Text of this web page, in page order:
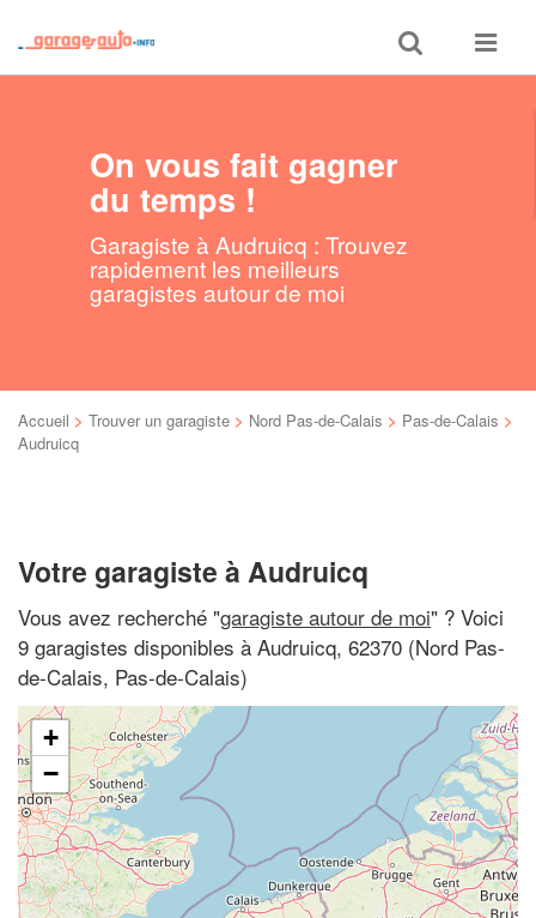
Toggle
search
Toggle
On vous fait gagner
du temps !
Garagiste à Audruicq : Trouvez
rapidement les meilleurs
garagistes autour de moi
Accueil > Trouver un garagiste > Nord Pas-de-Calais > Pas-de-Calais >
Audruicq
Votre garagiste à Audruicq
Vous avez recherché "garagiste autour de moi" ? Voici
9 garagistes disponibles à Audruicq, 62370 (Nord Pas-
de-Calais, Pas-de-Calais)
+
−